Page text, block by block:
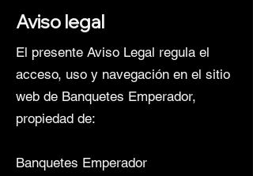
Aviso legal
El presente Aviso Legal regula el
acceso, uso y navegación en el sitio
web de Banquetes Emperador,
propiedad de:
Banquetes Emperador